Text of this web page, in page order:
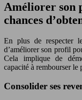
Améliorer son
chances
En plus de respecter
d’améliorer son profil
Cela implique de
capacité à rembourser le
Consolider ses